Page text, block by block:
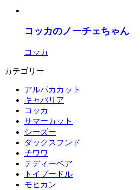
コッカのノーチェちゃん
コッカ
カテゴリー
アルパカカット
キャバリア
コッカ
サマーカット
シーズー
ダックスフンド
チワワ
テディーベア
トイプードル
モヒカン